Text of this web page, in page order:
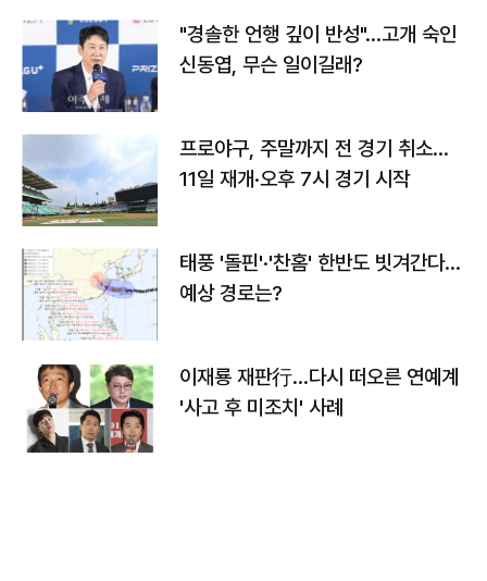
"경솔한 언행 깊이 반성"…고개 숙인
신동엽, 무슨 일이길래?
프로야구, 주말까지 전 경기 취소…
11일 재개·오후 7시 경기 시작
태풍 '돌핀'·'찬홈' 한반도 빗겨간다…
예상 경로는?
이재룡 재판行…다시 떠오른 연예계
'사고 후 미조치' 사례